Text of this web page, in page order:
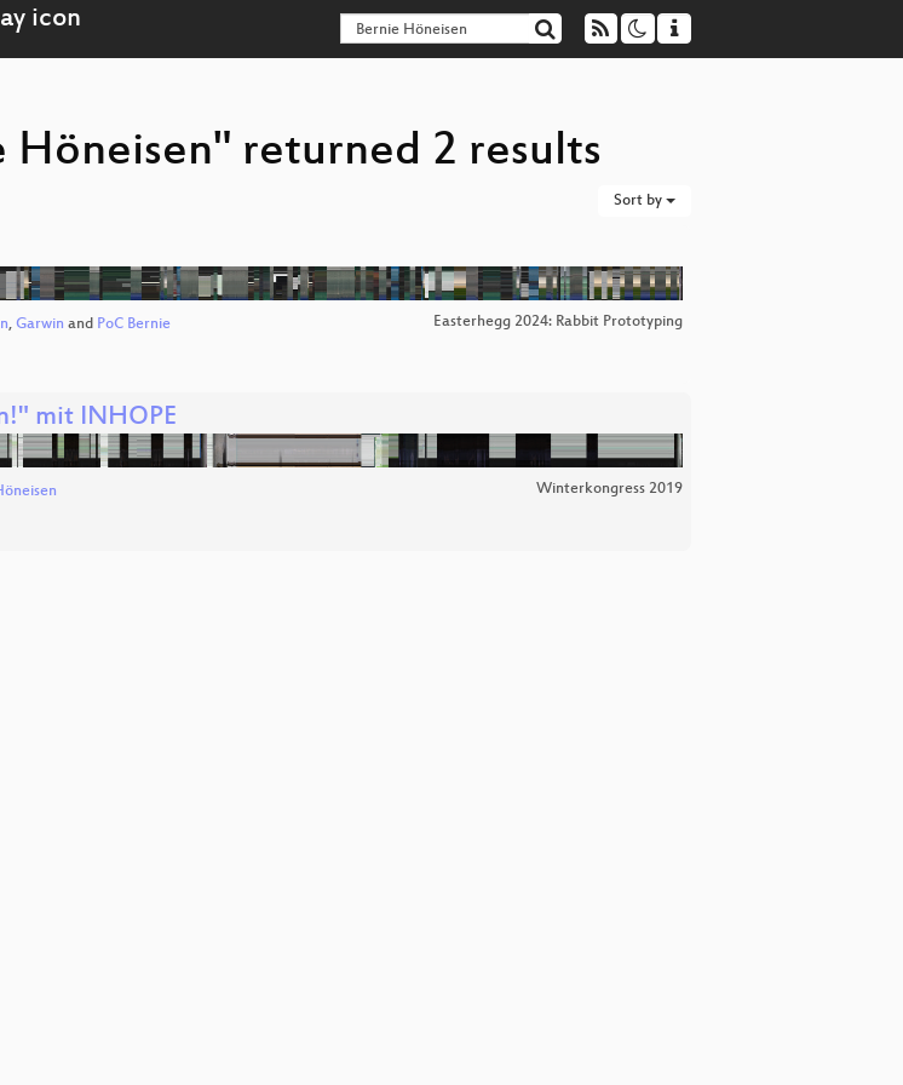
Höneisen" returned 2 results
Sort by
, Garwin and PoC Bernie Easterhegg 2024: Rabbit Prototyping
mit INHOPE
Winterkongress 2019